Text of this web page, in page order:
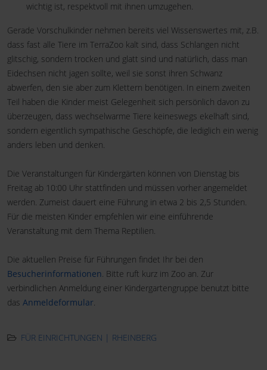
wichtig ist, respektvoll mit ihnen umzugehen.
Gerade Vorschulkinder nehmen bereits viel Wissenswertes mit, z.B.
dass fast alle Tiere im TerraZoo kalt sind, dass Schlangen nicht
glitschig, sondern trocken und glatt sind und natürlich, dass man
Eidechsen nicht jagen sollte, weil sie sonst ihren Schwanz
abwerfen, den sie aber zum Klettern benötigen. In einem zweiten
Teil haben die Kinder meist Gelegenheit sich persönlich davon zu
überzeugen, dass wechselwarme Tiere keineswegs ekelhaft sind,
sondern eigentlich sympathische Geschöpfe, die lediglich ein wenig
anders leben und denken.
Die Veranstaltungen für Kindergärten können von Dienstag bis
Freitag ab 10:00 Uhr stattfinden und müssen vorher angemeldet
werden. Zumeist dauert eine Führung in etwa 2 bis 2,5 Stunden.
Für die meisten Kinder empfehlen wir eine einführende
Veranstaltung mit dem Thema Reptilien.
Die aktuellen Preise für Führungen findet Ihr bei den
Besucherinformationen. Bitte ruft kurz im Zoo an. Zur
verbindlichen Anmeldung einer Kindergartengruppe benutzt bitte
das Anmeldeformular.
FÜR EINRICHTUNGEN | RHEINBERG